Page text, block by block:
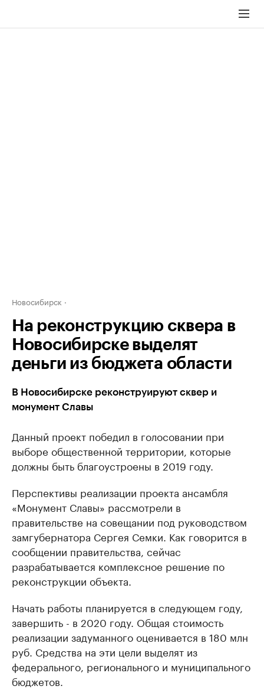
Новосибирск
На реконструкцию сквера в
Новосибирске выделят
деньги из бюджета области
В Новосибирске реконструируют сквер и
монумент Славы
Данный проект победил в голосовании при
выборе общественной территории, которые
должны быть благоустроены в 2019 году.
Перспективы реализации проекта ансамбля
«Монумент Славы» рассмотрели в
правительстве на совещании под руководством
замгубернатора Сергея Семки. Как говорится в
сообщении правительства, сейчас
разрабатывается комплексное решение по
реконструкции объекта.
Начать работы планируется в следующем году,
завершить - в 2020 году. Общая стоимость
реализации задуманного оценивается в 180 млн
руб. Средства на эти цели выделят из
федерального, регионального и муниципального
бюджетов.